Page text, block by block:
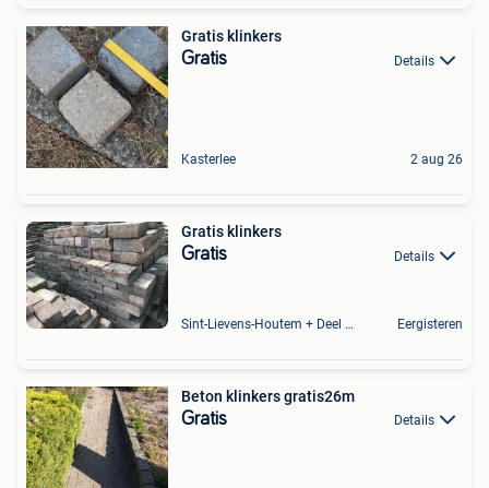
Gratis klinkers
Gratis Details
Kasterlee 2 aug 26
Gratis klinkers
Gratis Details
Sint-Lievens-Houtem + Deel Oombergen Eergisteren
Beton klinkers gratis26m
Gratis Details